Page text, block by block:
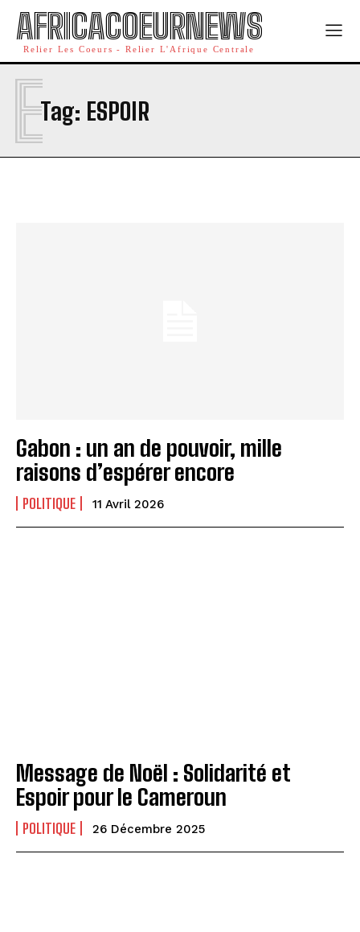
AFRICACOEURNEWS
Relier Les Coeurs - Relier L'Afrique Centrale
Tag: ESPOIR
E
Gabon : un an de pouvoir, mille
raisons d’espérer encore
POLITIQUE 11 Avril 2026
Message de Noël : Solidarité et
Espoir pour le Cameroun
POLITIQUE 26 Décembre 2025